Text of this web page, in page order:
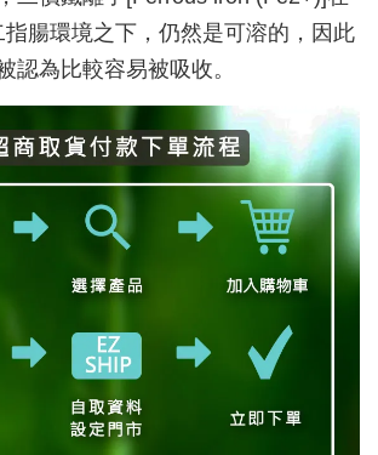
腸環境之下，仍然是可溶的，因此
認為比較容易被吸收。